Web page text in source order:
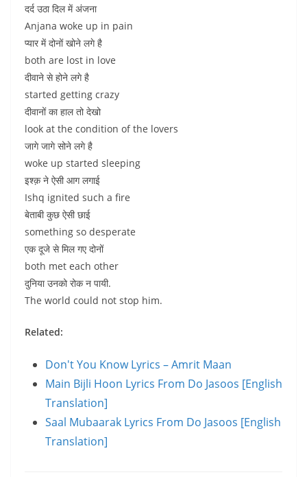
दर्द उठा दिल में अंजना
Anjana woke up in pain
प्यार में दोनों खोने लगे है
both are lost in love
दीवाने से होने लगे है
started getting crazy
दीवानों का हाल तो देखो
look at the condition of the lovers
जागे जागे सोने लगे है
woke up started sleeping
इश्क़ ने ऐसी आग लगाई
Ishq ignited such a fire
बेताबी कुछ ऐसी छाई
something so desperate
एक दूजे से मिल गए दोनों
both met each other
दुनिया उनको रोक न पायी.
The world could not stop him.
Related:
Don't You Know Lyrics – Amrit Maan
Main Bijli Hoon Lyrics From Do Jasoos [English
Translation]
Saal Mubaarak Lyrics From Do Jasoos [English
Translation]